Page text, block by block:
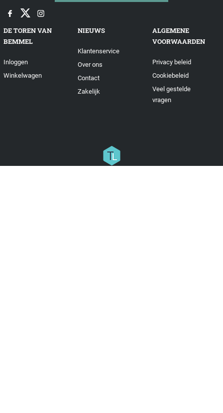
DE TOREN VAN
BEMMEL
Inloggen
Winkelwagen
NIEUWS
Klantenservice
Over ons
Contact
Zakelijk
ALGEMENE
VOORWAARDEN
Privacy beleid
Cookiebeleid
Veel gestelde
vragen